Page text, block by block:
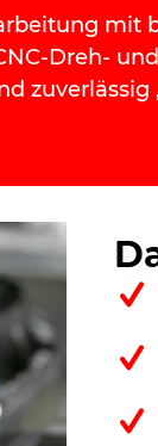
mit
Dreh-
zuverlässig